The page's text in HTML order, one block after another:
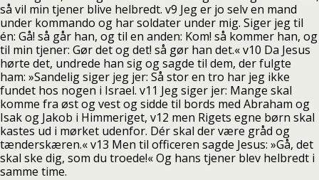
så vil min tjener blive helbredt. v9 Jeg er jo selv en mand
under kommando og har soldater under mig. Siger jeg til
én: Gå! så går han, og til en anden: Kom! så kommer han, og
til min tjener: Gør det og det! så gør han det.« v10 Da Jesus
hørte det, undrede han sig og sagde til dem, der fulgte
ham: »Sandelig siger jeg jer: Så stor en tro har jeg ikke
fundet hos nogen i Israel. v11 Jeg siger jer: Mange skal
komme fra øst og vest og sidde til bords med Abraham og
Isak og Jakob i Himmeriget, v12 men Rigets egne børn skal
kastes ud i mørket udenfor. Dér skal der være gråd og
tænderskæren.« v13 Men til officeren sagde Jesus: »Gå, det
skal ske dig, som du troede!« Og hans tjener blev helbredt i
samme time.